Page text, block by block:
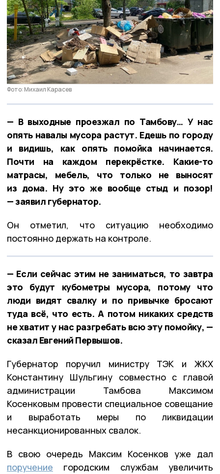
Фото: Михаил Карасев
— В выходные проезжал по Тамбову… У нас
опять навалы мусора растут. Едешь по городу
и видишь, как опять помойка начинается.
Почти на каждом перекрёстке. Какие-то
матрасы, мебель, что только не выносят
из дома. Ну это же вообще стыд и позор!
— заявил губернатор.
Он отметил, что ситуацию необходимо
постоянно держать на контроле.
— Если сейчас этим не заниматься, то завтра
это будут кубометры мусора, потому что
люди видят свалку и по привычке бросают
туда всё, что есть. А потом никаких средств
не хватит у нас разгребать всю эту помойку, —
сказал Евгений Первышов.
Губернатор поручил министру ТЭК и ЖКХ
Константину Шульгину совместно с главой
администрации Тамбова Максимом
Косенковым провести специальное совещание
и выработать меры по ликвидации
несанкционированных свалок.
В свою очередь Максим Косенков уже дал
поручение городским службам увеличить